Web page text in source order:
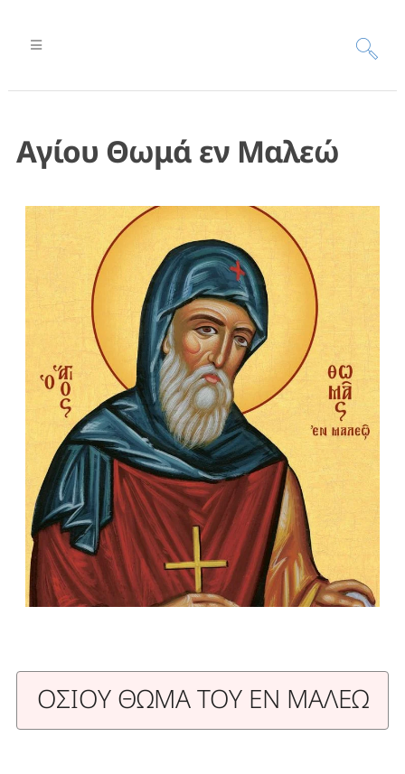
Αγίου Θωμά εν Μαλεώ
ΟΣΙΟΥ ΘΩΜΑ ΤΟΥ ΕΝ ΜΑΛΕΩ